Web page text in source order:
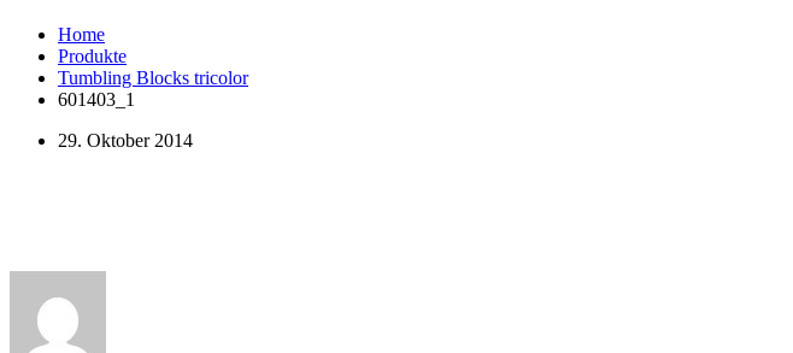
Home
Produkte
Tumbling Blocks tricolor
601403_1
29. Oktober 2014